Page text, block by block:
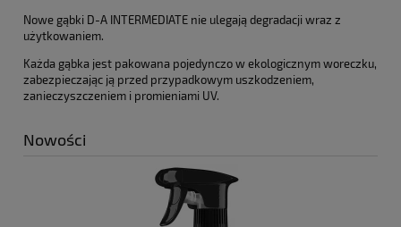
Nowe gąbki D-A INTERMEDIATE nie ulegają degradacji wraz z
użytkowaniem.
Każda gąbka jest pakowana pojedynczo w ekologicznym woreczku,
zabezpieczając ją przed przypadkowym uszkodzeniem,
zanieczyszczeniem i promieniami UV.
Nowości